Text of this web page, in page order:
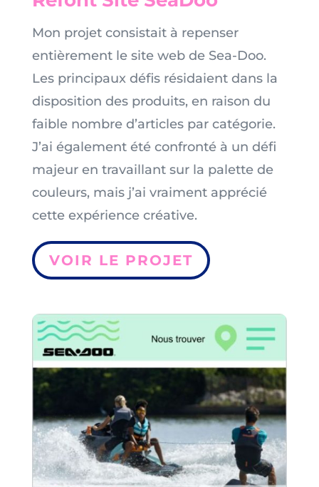
Mon projet consistait à repenser
entièrement le site web de Sea-Doo.
Les principaux défis résidaient dans la
disposition des produits, en raison du
faible nombre d’articles par catégorie.
J’ai également été confronté à un défi
majeur en travaillant sur la palette de
couleurs, mais j’ai vraiment apprécié
cette expérience créative.
VOIR LE PROJET